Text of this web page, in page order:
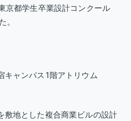
京都学生卒業設計コンクール
。
キャンパス1階アトリウム
敷地とした複合商業ビルの設計